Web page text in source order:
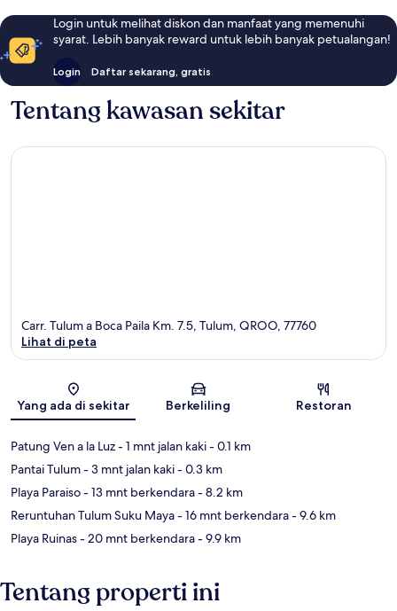
Login untuk melihat diskon dan manfaat yang memenuhi
syarat. Lebih banyak reward untuk lebih banyak petualangan!
Login Daftar sekarang, gratis
Tentang kawasan sekitar
Peta
Carr. Tulum a Boca Paila Km. 7.5, Tulum, QROO, 77760
Lihat di peta
Yang ada di sekitar Berkeliling Restoran
Patung Ven a la Luz- 1 mnt jalan kaki- 0.1 km
Pantai Tulum- 3 mnt jalan kaki- 0.3 km
Playa Paraiso- 13 mnt berkendara- 8.2 km
Reruntuhan Tulum Suku Maya- 16 mnt berkendara- 9.6 km
Playa Ruinas- 20 mnt berkendara- 9.9 km
Tentang properti ini